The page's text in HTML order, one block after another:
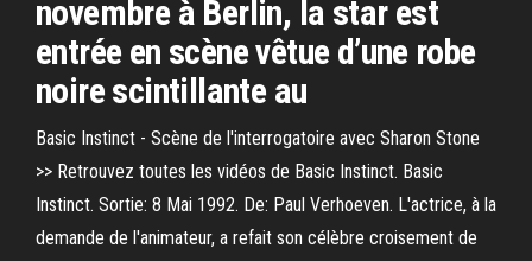
novembre à Berlin, la star est
entrée en scène vêtue d’une robe
noire scintillante au
Basic Instinct - Scène de l'interrogatoire avec Sharon Stone
>> Retrouvez toutes les vidéos de Basic Instinct. Basic
Instinct. Sortie: 8 Mai 1992. De: Paul Verhoeven. L'actrice, à la
demande de l'animateur, a refait son célèbre croisement de